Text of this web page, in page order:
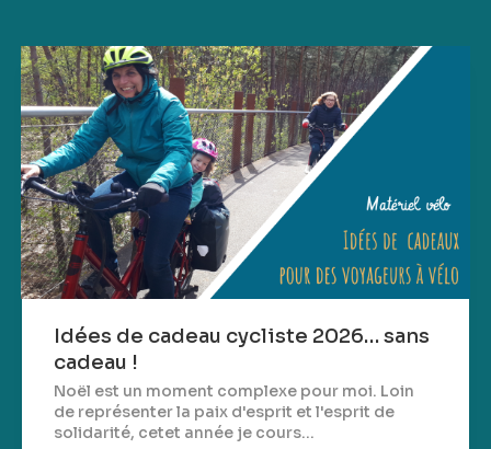
Idées de cadeau cycliste 2026… sans
cadeau !
Noël est un moment complexe pour moi. Loin
de représenter la paix d'esprit et l'esprit de
solidarité, cetet année je cours...